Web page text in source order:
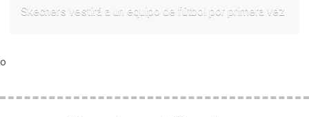
Skechers vestirá a un equipo de fútbol por primera vez
o